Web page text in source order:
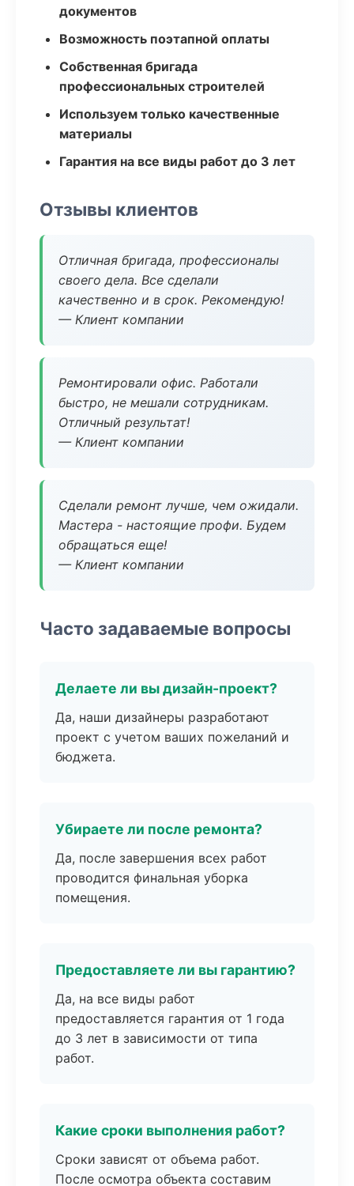
документов
Возможность поэтапной оплаты
Собственная бригада
профессиональных строителей
Используем только качественные
материалы
Гарантия на все виды работ до 3 лет
Отзывы клиентов
Отличная бригада, профессионалы
своего дела. Все сделали
качественно и в срок. Рекомендую!
— Клиент компании
Ремонтировали офис. Работали
быстро, не мешали сотрудникам.
Отличный результат!
— Клиент компании
Сделали ремонт лучше, чем ожидали.
Мастера - настоящие профи. Будем
обращаться еще!
— Клиент компании
Часто задаваемые вопросы
Делаете ли вы дизайн-проект?
Да, наши дизайнеры разработают
проект с учетом ваших пожеланий и
бюджета.
Убираете ли после ремонта?
Да, после завершения всех работ
проводится финальная уборка
помещения.
Предоставляете ли вы гарантию?
Да, на все виды работ
предоставляется гарантия от 1 года
до 3 лет в зависимости от типа
работ.
Какие сроки выполнения работ?
Сроки зависят от объема работ.
После осмотра объекта составим